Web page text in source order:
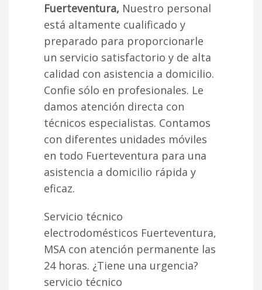
Fuerteventura, Nuestro personal
está altamente cualificado y
preparado para proporcionarle
un servicio satisfactorio y de alta
calidad con asistencia a domicilio.
Confie sólo en profesionales. Le
damos atención directa con
técnicos especialistas. Contamos
con diferentes unidades móviles
en todo Fuerteventura para una
asistencia a domicilio rápida y
eficaz.
Servicio técnico
electrodomésticos Fuerteventura,
MSA con atención permanente las
24 horas. ¿Tiene una urgencia?
servicio técnico